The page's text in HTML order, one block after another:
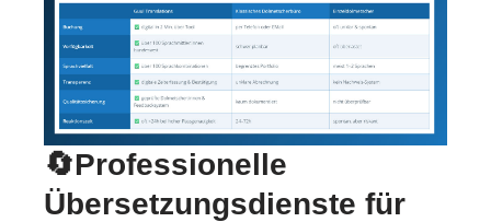
🔄Professionelle
Übersetzungsdienste für